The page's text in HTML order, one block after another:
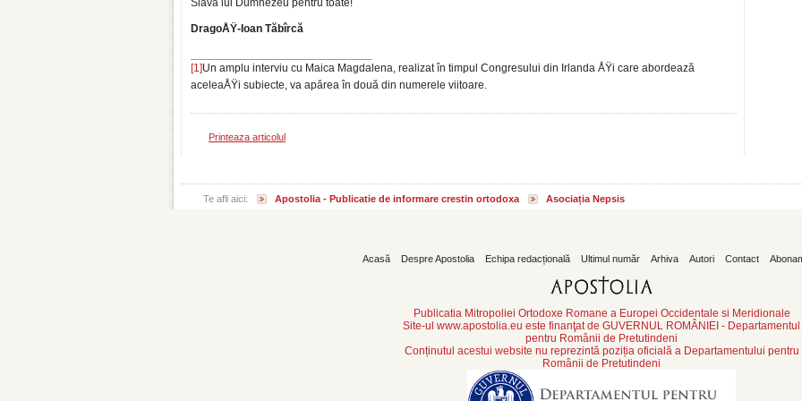
Slavă lui Dumnezeu pentru toate!
DragoÅŸ-Ioan Tăbîrcă
[1]Un amplu interviu cu Maica Magdalena, realizat în timpul Congresului din Irlanda ÅŸi care abordează
aceleaÅŸi subiecte, va apărea în două din numerele viitoare.
Printeaza articolul
Te afli aici: Apostolia - Publicatie de informare crestin ortodoxa Asociația Nepsis
Acasă Despre Apostolia Echipa redacțională Ultimul număr Arhiva Autori Contact
Publicatia Mitropoliei Ortodoxe Romane a Europei Occidentale si Meridionale
Site-ul www.apostolia.eu este finanţat de GUVERNUL ROMÂNIEI - Departamentul
pentru Românii de Pretutindeni
Conținutul acestui website nu reprezintă poziția oficială a Departamentului pentru
Românii de Pretutindeni